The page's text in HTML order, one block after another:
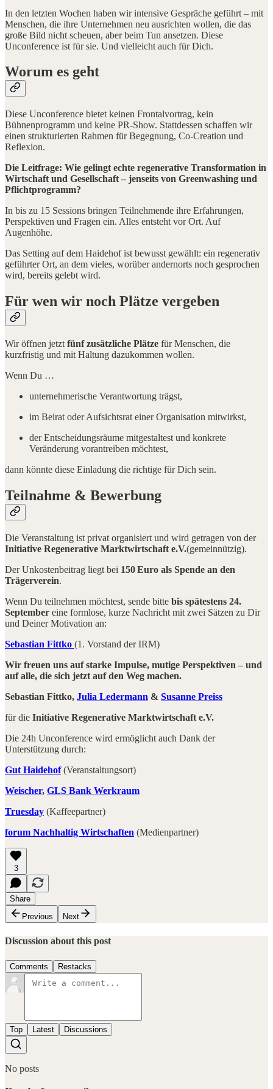
In den letzten Wochen haben wir intensive Gespräche geführt – mit
Menschen, die ihre Unternehmen neu ausrichten wollen, die das
große Bild nicht scheuen, aber beim Tun ansetzen. Diese
Unconference ist für sie. Und vielleicht auch für Dich.
Worum es geht
Diese Unconference bietet keinen Frontalvortrag, kein
Bühnenprogramm und keine PR-Show. Stattdessen schaffen wir
einen strukturierten Rahmen für Begegnung, Co-Creation und
Reflexion.
Die Leitfrage: Wie gelingt echte regenerative Transformation in
Wirtschaft und Gesellschaft – jenseits von Greenwashing und
Pflichtprogramm?
In bis zu 15 Sessions bringen Teilnehmende ihre Erfahrungen,
Perspektiven und Fragen ein. Alles entsteht vor Ort. Auf
Augenhöhe.
Das Setting auf dem Haidehof ist bewusst gewählt: ein regenerativ
geführter Ort, an dem vieles, worüber andernorts noch gesprochen
wird, bereits gelebt wird.
Für wen wir noch Plätze vergeben
Wir öffnen jetzt fünf zusätzliche Plätze für Menschen, die
kurzfristig und mit Haltung dazukommen wollen.
Wenn Du …
unternehmerische Verantwortung trägst,
im Beirat oder Aufsichtsrat einer Organisation mitwirkst,
der Entscheidungsräume mitgestaltest und konkrete
Veränderung vorantreiben möchtest,
dann könnte diese Einladung die richtige für Dich sein.
Teilnahme & Bewerbung
Die Veranstaltung ist privat organisiert und wird getragen von der
Initiative Regenerative Marktwirtschaft e.V.(gemeinnützig).
Der Unkostenbeitrag liegt bei 150 Euro als Spende an den
Trägerverein.
Wenn Du teilnehmen möchtest, sende bitte bis spätestens 24.
September eine formlose, kurze Nachricht mit zwei Sätzen zu Dir
und Deiner Motivation an:
Sebastian Fittko (1. Vorstand der IRM)
Wir freuen uns auf starke Impulse, mutige Perspektiven – und
auf alle, die sich jetzt auf den Weg machen.
Sebastian Fittko, Julia Ledermann & Susanne Preiss
für die Initiative Regenerative Marktwirtschaft e.V.
Die 24h Unconference wird ermöglicht auch Dank der
Unterstützung durch:
Gut Haidehof(Veranstaltungsort)
Weischer, GLS Bank Werkraum
Truesday (Kaffeepartner)
forum Nachhaltig Wirtschaften (Medienpartner)
3
Share
Previous
Next
Discussion about this post
Comments Restacks
Top Latest Discussions
No posts